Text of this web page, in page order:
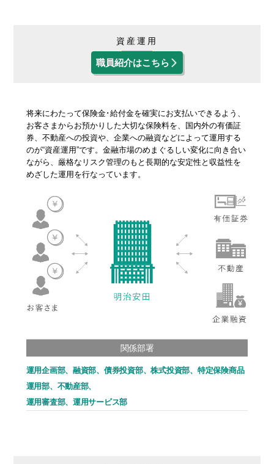
資産運用
職員紹介はこちら
将来にわたって保険金･給付金を確実にお支払いできるよう、
お客さまからお預かりした大切な保険料を、国内外の有価証
券、不動産への投資や、企業への融資などによって運用する
のが“資産運用”です。金融市場のめまぐるしい変化に向き合い
ながら、厳格なリスク管理のもと長期的な安定性と収益性を
めざした運用を行なっています。
関係部署
運用企画部、融資部、債券投資部、株式投資部、特定保険商品
運用部、不動産部、
運用審査部、運用サービス部